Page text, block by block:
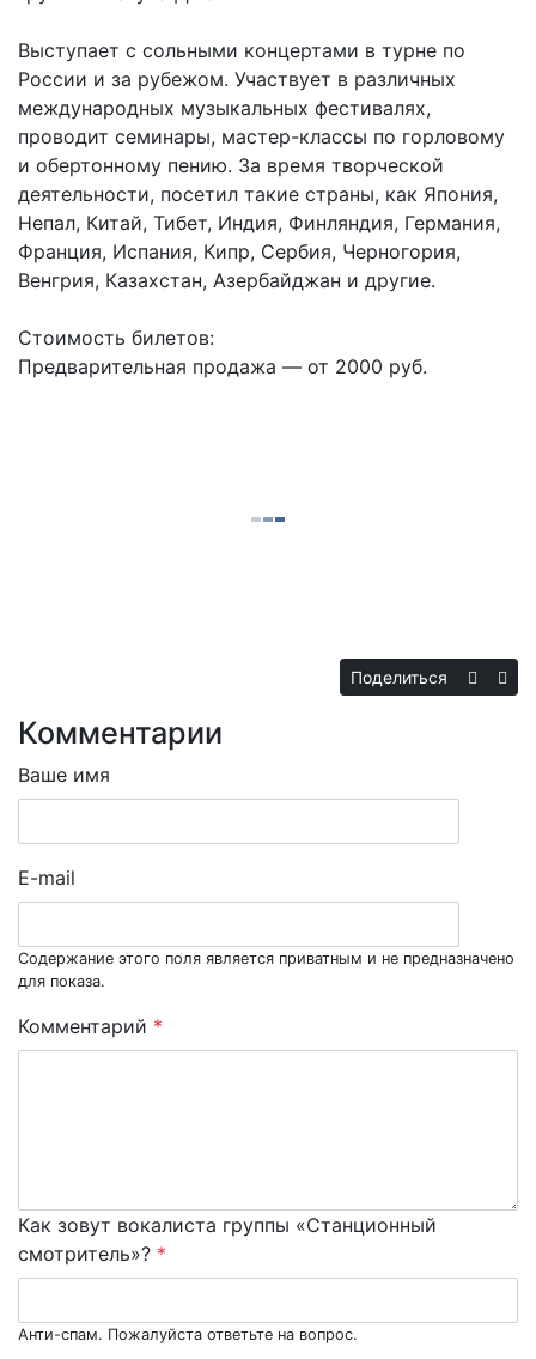
Выступает с сольными концертами в турне по
России и за рубежом. Участвует в различных
международных музыкальных фестивалях,
проводит семинары, мастер-классы по горловому
и обертонному пению. За время творческой
деятельности, посетил такие страны, как Япония,
Непал, Китай, Тибет, Индия, Финляндия, Германия,
Франция, Испания, Кипр, Сербия, Черногория,
Венгрия, Казахстан, Азербайджан и другие.
Стоимость билетов:
Предварительная продажа — от 2000 руб.
Поделиться
Комментарии
Ваше имя
E-mail
Содержание этого поля является приватным и не предназначено
для показа.
Комментарий *
Как зовут вокалиста группы «Станционный
смотритель»? *
Анти-спам. Пожалуйста ответьте на вопрос.